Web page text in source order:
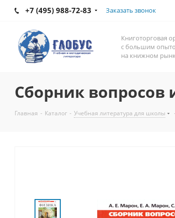
+7 (495) 988-72-83 Заказать звонок
Книготорговая
с большим
на книжном
Сборник вопросов
Главная - Каталог - Учебная литература для школы -